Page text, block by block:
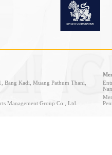
Kadi, Muang Pathum Thani,
Management Group Co., Ltd.